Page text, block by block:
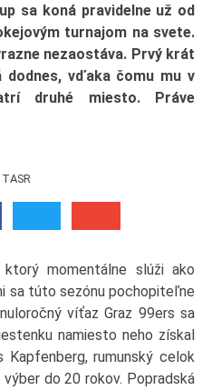
sa koná pravidelne už od
turnajom na svete.
nezaostáva. Prvý krát
vďaka čomu mu v
druhé miesto. Práve
momentálne slúži ako
sa túto sezónu pochopiteľne
víťaz Graz 99ers sa
namiesto neho získal
rumunský celok
do 20 rokov. Popradská